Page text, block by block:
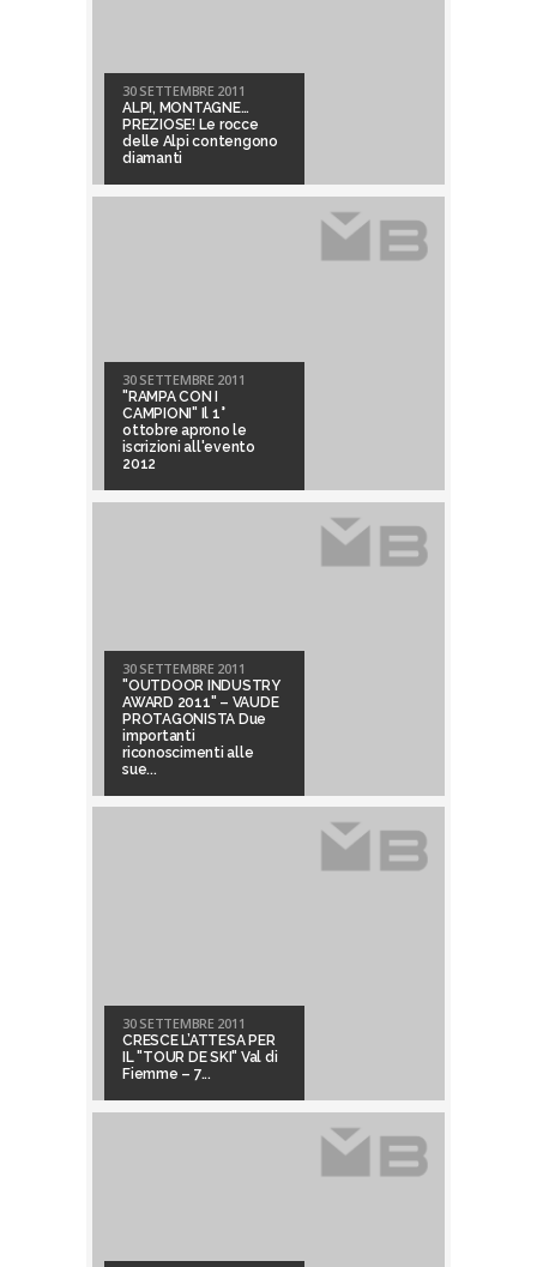
30 SETTEMBRE 2011
ALPI, MONTAGNE…
PREZIOSE! Le rocce
delle Alpi contengono
diamanti
30 SETTEMBRE 2011
"RAMPA CON I
CAMPIONI" Il 1°
ottobre aprono le
iscrizioni all'evento
2012
30 SETTEMBRE 2011
"OUTDOOR INDUSTRY
AWARD 2011" – VAUDE
PROTAGONISTA Due
importanti
riconoscimenti alle
sue...
30 SETTEMBRE 2011
CRESCE L’ATTESA PER
IL "TOUR DE SKI" Val di
Fiemme – 7...